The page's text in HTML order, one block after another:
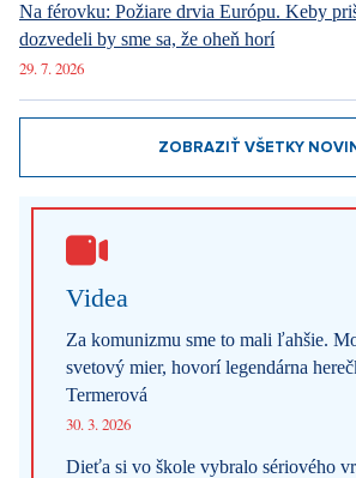
Na férovku: Požiare drvia Európu. Keby
dozvedeli by sme sa, že oheň horí
29. 7. 2026
ZOBRAZIŤ VŠETKY
Videa
Za komunizmu sme to mali ľahšie.
svetový mier, hovorí legendárna
Termerová
30. 3. 2026
Dieťa si vo škole vybralo sériového